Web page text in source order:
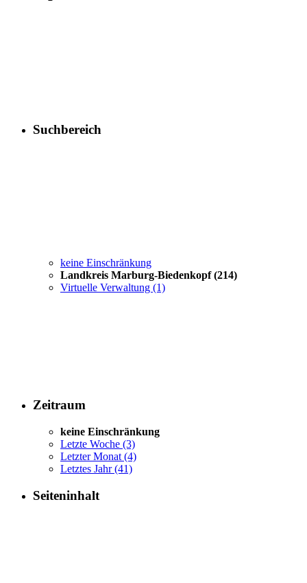
Suchbereich
keine Einschränkung
Landkreis Marburg-Biedenkopf(214)
Virtuelle Verwaltung (1)
Zeitraum
keine Einschränkung
Letzte Woche (3)
Letzter Monat (4)
Letztes Jahr(41)
Seiteninhalt